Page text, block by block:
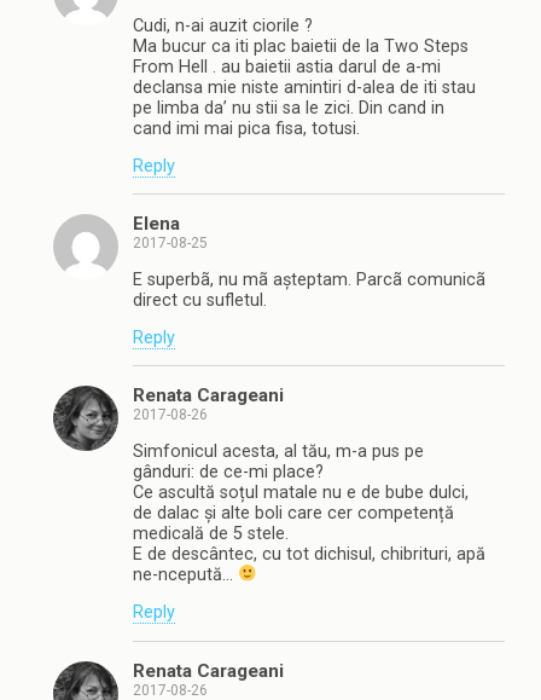
Cudi, n-ai auzit ciorile ?
Ma bucur ca iti plac baietii de la Two Steps
From Hell . au baietii astia darul de a-mi
declansa mie niste amintiri d-alea de iti stau
pe limba da’ nu stii sa le zici. Din cand in
cand imi mai pica fisa, totusi.
Reply
Elena
2017-08-25
E superbã, nu mã așteptam. Parcã comunicã
direct cu sufletul.
Reply
Renata Carageani
2017-08-26
Simfonicul acesta, al tău, m-a pus pe
gânduri: de ce-mi place?
Ce ascultă soțul matale nu e de bube dulci,
de dalac și alte boli care cer competență
medicală de 5 stele.
E de descântec, cu tot dichisul, chibrituri, apă
ne-ncepută…
Reply
Renata Carageani
2017-08-26